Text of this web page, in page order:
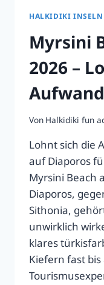
HALKIDIKI INSELN
Myrsini
2026 –
Von Halkidiki fun
Lohnt sich die
auf Diaporos
Myrsini Beach
Diaporos,
Sithonia,
unwirklich
klares
Kiefern fast bis